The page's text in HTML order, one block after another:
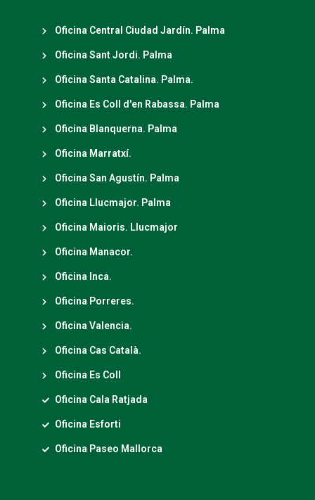
Oficina Central Ciudad Jardín. Palma
Oficina Sant Jordi. Palma
Oficina Santa Catalina. Palma.
Oficina Es Coll d'en Rabassa. Palma
Oficina Blanquerna. Palma
Oficina Marratxí.
Oficina San Agustín. Palma
Oficina Llucmajor. Palma
Oficina Maioris. Llucmajor
Oficina Manacor.
Oficina Inca.
Oficina Porreres.
Oficina Valencia.
Oficina Cas Català.
Oficina Es Coll
Oficina Cala Ratjada
Oficina Esforti
Oficina Paseo Mallorca